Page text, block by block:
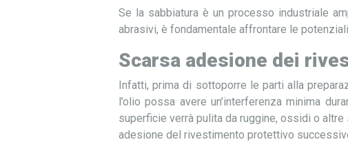
Se la sabbiatura è un processo industriale
abrasivi, è fondamentale affrontare le
Scarsa adesione dei
Infatti, prima di sottoporre le parti alla
l’olio possa avere un’interferenza minima
superficie verrà pulita da ruggine, ossidi o
adesione del rivestimento protettivo